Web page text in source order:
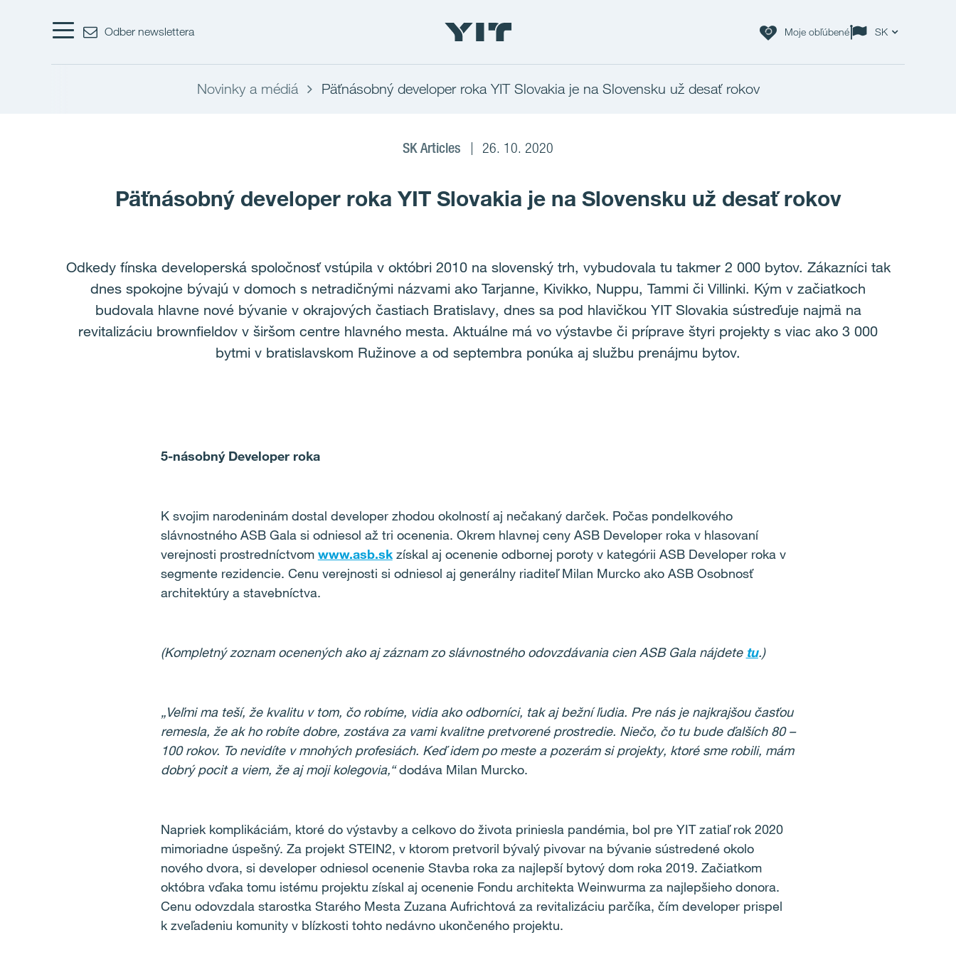
Odber newslettera Moje obľúbené SK
Novinky a médiá Päťnásobný developer roka YIT Slovakia je na Slovensku už desať rokov
SK Articles 26. 10. 2020
Päťnásobný developer roka YIT Slovakia je na Slovensku už desať rokov
Odkedy fínska developerská spoločnosť vstúpila v októbri 2010 na slovenský trh, vybudovala tu takmer 2 000 bytov. Zákazníci tak
dnes spokojne bývajú v domoch s netradičnými názvami ako Tarjanne, Kivikko, Nuppu, Tammi či Villinki. Kým v začiatkoch
budovala hlavne nové bývanie v okrajových častiach Bratislavy, dnes sa pod hlavičkou YIT Slovakia sústreďuje najmä na
revitalizáciu brownfieldov v širšom centre hlavného mesta. Aktuálne má vo výstavbe či príprave štyri projekty s viac ako 3 000
bytmi v bratislavskom Ružinove a od septembra ponúka aj službu prenájmu bytov.
5-násobný Developer roka
K svojim narodeninám dostal developer zhodou okolností aj nečakaný darček. Počas pondelkového
slávnostného ASB Gala si odniesol až tri ocenenia. Okrem hlavnej ceny ASB Developer roka v hlasovaní
verejnosti prostredníctvom www.asb.skzískal aj ocenenie odbornej poroty v kategórii ASB Developer roka v
segmente rezidencie. Cenu verejnosti si odniesol aj generálny riaditeľ Milan Murcko ako ASB Osobnosť
architektúry a stavebníctva.
(Kompletný zoznam ocenených ako aj záznam zo slávnostného odovzdávania cien ASB Gala nájdete tu.)
„Veľmi ma teší, že kvalitu v tom, čo robíme, vidia ako odborníci, tak aj bežní ľudia. Pre nás je najkrajšou časťou
remesla, že ak ho robíte dobre, zostáva za vami kvalitne pretvorené prostredie. Niečo, čo tu bude ďalších 80 –
100 rokov. To nevidíte v mnohých profesiách. Keď idem po meste a pozerám si projekty, ktoré sme robili, mám
dobrý pocit a viem, že aj moji kolegovia,“dodáva Milan Murcko.
Napriek komplikáciám, ktoré do výstavby a celkovo do života priniesla pandémia, bol pre YIT zatiaľ rok 2020
mimoriadne úspešný. Za projekt STEIN2, v ktorom pretvoril bývalý pivovar na bývanie sústredené okolo
nového dvora, si developer odniesol ocenenie Stavba roka za najlepší bytový dom roka 2019. Začiatkom
októbra vďaka tomu istému projektu získal aj ocenenie Fondu architekta Weinwurma za najlepšieho donora.
Cenu odovzdala starostka Starého Mesta Zuzana Aufrichtová za revitalizáciu parčíka, čím developer prispel
k zveľadeniu komunity v blízkosti tohto nedávno ukončeného projektu.